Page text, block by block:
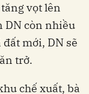
vọt lên
DN còn nhiều
mới, DN sẽ
trở.
chế xuất, bà